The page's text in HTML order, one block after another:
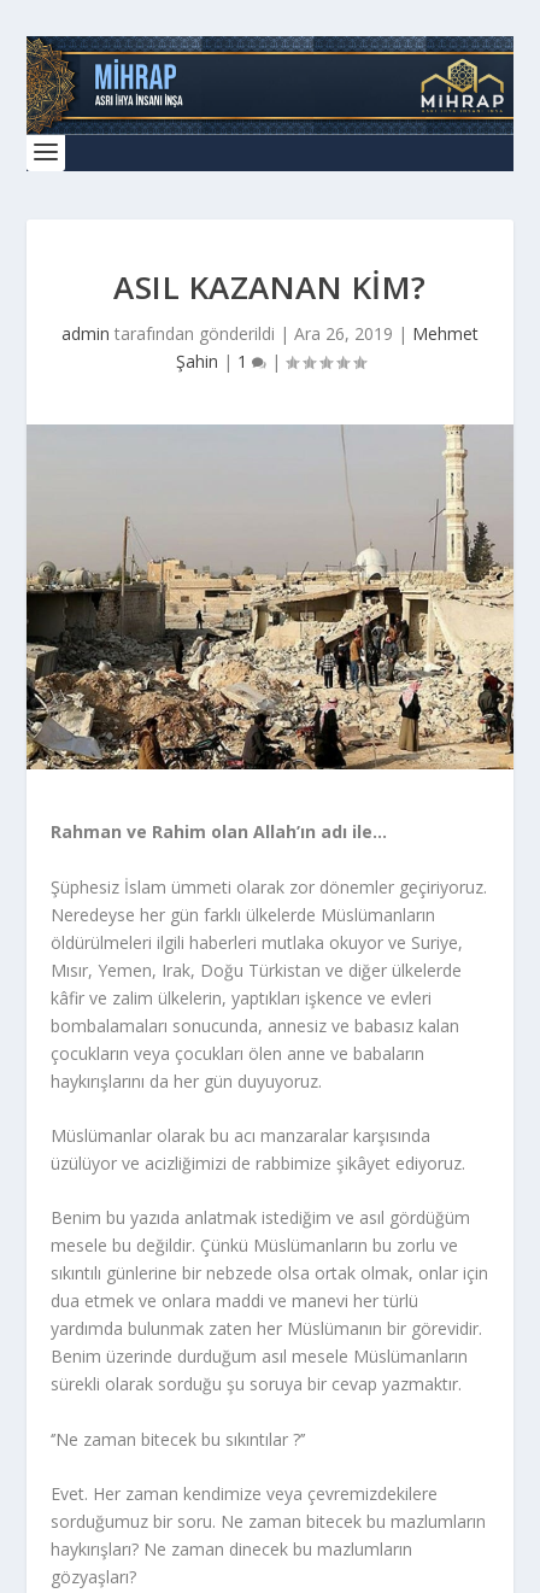
ASIL KAZANAN KİM?
admin tarafından gönderildi | Ara 26, 2019 | Mehmet
Şahin | 1 |
Rahman ve Rahim olan Allah’ın adı ile…
Şüphesiz İslam ümmeti olarak zor dönemler geçiriyoruz.
Neredeyse her gün farklı ülkelerde Müslümanların
öldürülmeleri ilgili haberleri mutlaka okuyor ve Suriye,
Mısır, Yemen, Irak, Doğu Türkistan ve diğer ülkelerde
kâfir ve zalim ülkelerin, yaptıkları işkence ve evleri
bombalamaları sonucunda, annesiz ve babasız kalan
çocukların veya çocukları ölen anne ve babaların
haykırışlarını da her gün duyuyoruz.
Müslümanlar olarak bu acı manzaralar karşısında
üzülüyor ve acizliğimizi de rabbimize şikâyet ediyoruz.
Benim bu yazıda anlatmak istediğim ve asıl gördüğüm
mesele bu değildir. Çünkü Müslümanların bu zorlu ve
sıkıntılı günlerine bir nebzede olsa ortak olmak, onlar için
dua etmek ve onlara maddi ve manevi her türlü
yardımda bulunmak zaten her Müslümanın bir görevidir.
Benim üzerinde durduğum asıl mesele Müslümanların
sürekli olarak sorduğu şu soruya bir cevap yazmaktır.
‘’Ne zaman bitecek bu sıkıntılar ?’’
Evet. Her zaman kendimize veya çevremizdekilere
sorduğumuz bir soru. Ne zaman bitecek bu mazlumların
haykırışları? Ne zaman dinecek bu mazlumların
gözyaşları?